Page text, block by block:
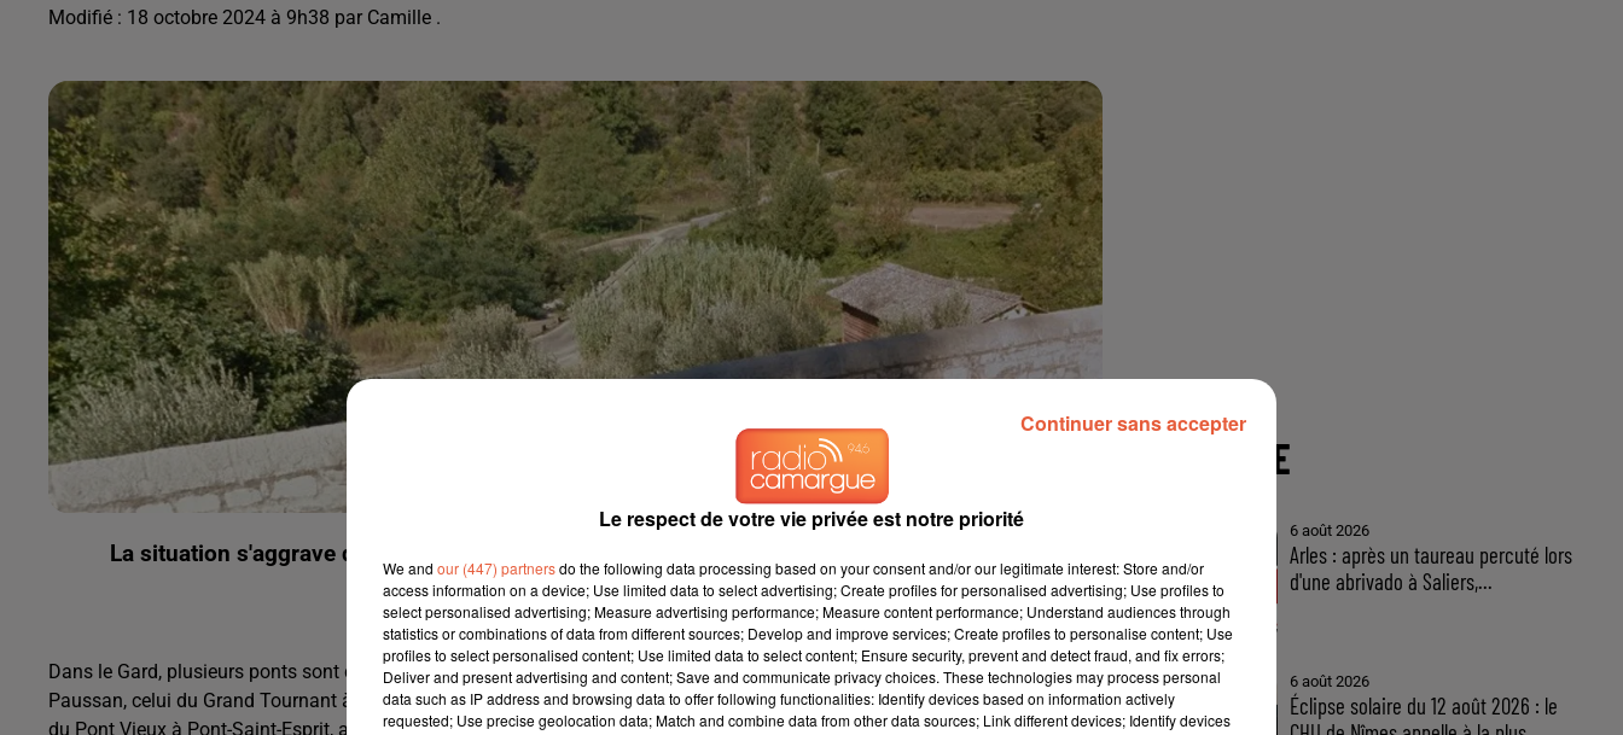
Modifié : 18 octobre 2024 à 9h38 par Camille .
La situation s'aggrave dans le Gard avec de nombreux ponts fermés à la circulation et des
évacuations en raison des crues
Dans le Gard, plusieurs ponts sont désormais coupés à la circulation en raison des crues. Parmi eux, on compte le pont de
Paussan, celui du Grand Tournant à Peyremale, et celui de la Cèze. Les routes départementales comme la D994, au niveau
du Pont Vieux à Pont-Saint-Esprit, ainsi que la D213 à Fressac, sont également fermées. La D278, au niveau du Pont de
À LA UNE
6 août 2026
Arles : après un taureau percuté lors
d'une abrivado à Saliers,...
6 août 2026
Éclipse solaire du 12 août 2026 : le
Le respect de votre vie privée est notre priorité
We and our (447) partnersdo the following data processing based on your consent and/or our legitimate interest: Store and/or
access information on a device; Use limited data to select advertising; Create profiles for personalised advertising; Use profiles to
select personalised advertising; Measure advertising performance; Measure content performance; Understand audiences through
statistics or combinations of data from different sources; Develop and improve services; Create profiles to personalise content; Use
profiles to select personalised content; Use limited data to select content; Ensure security, prevent and detect fraud, and fix errors;
Deliver and present advertising and content; Save and communicate privacy choices. These technologies may process personal
data such as IP address and browsing data to offer following functionalities: Identify devices based on information actively
requested; Use precise geolocation data; Match and combine data from other data sources; Link different devices; Identify devices
Continuer sans accepter